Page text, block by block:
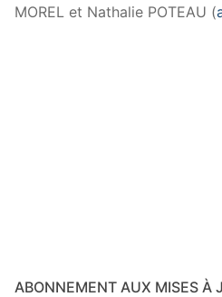
MOREL et Nathalie POTEAU (
ABONNEMENT AUX MISES À